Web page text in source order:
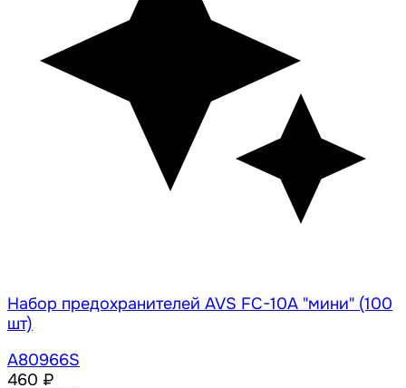
Набор предохранителей AVS FC-10A "мини" (100
шт)
A80966S
460 ₽